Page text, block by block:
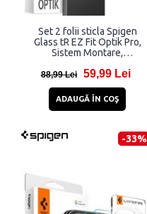
Set 2 folii sticla Spigen
Glass tR EZ Fit Optik Pro,
Sistem Montare,
10, Transparent
88,99 Lei 59,99 Lei
ADAUGĂ ÎN COŞ
-33%